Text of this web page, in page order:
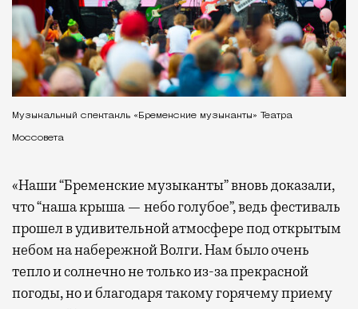
Музыкальный спектакль «Бременские музыканты» Театра
Моссовета
«Наши “Бременские музыканты” вновь доказали,
что “наша крыша — небо голубое”, ведь фестиваль
прошел в удивительной атмосфере под открытым
небом на набережной Волги. Нам было очень
тепло и солнечно не только из-за прекрасной
погоды, но и благодаря такому горячему приему